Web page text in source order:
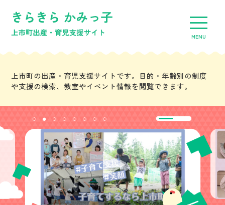
MENU
目的・年齢別情報
上市町の出産・育児支援サイトです。目的・年齢別の制度
や支援の検索、教室やイベント情報を閲覧できます。